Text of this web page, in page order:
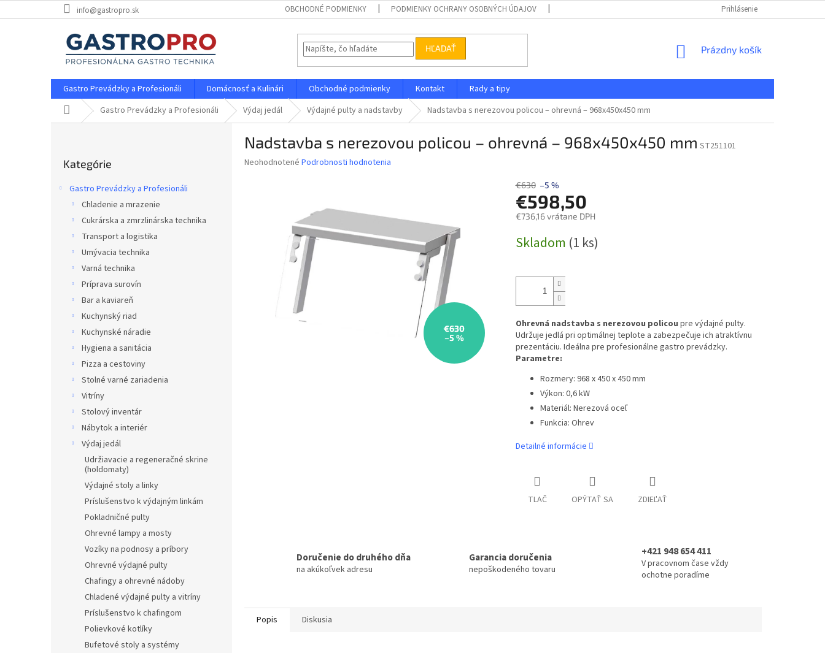
na
info@gastropro.sk OBCHODNÉ PODMIENKY PODMIENKY OCHRANY OSOBNÝCH ÚDAJOV DOPRAVA A PLATBA
Prihlásenie
HĽADAŤ
NÁKUPNÝ
Prázdny košík
Gastro Prevádzky a Profesionáli Domácnosť a Kulinári Obchodné podmienky Kontakt
Rady a tipy
Domov Gastro Prevádzky a Profesionáli Výdaj jedál Výdajné pulty a nadstavby Nadstavba s nerezovou policou – ohrevná – 968x450x450 mm
kategórie
Kategórie
Gastro Prevádzky a Profesionáli
Chladenie a mrazenie
Cukrárska a zmrzlinárska technika
Transport a logistika
Umývacia technika
Varná technika
Príprava surovín
Bar a kaviareň
Kuchynský riad
Kuchynské náradie
Hygiena a sanitácia
Pizza a cestoviny
Stolné varné zariadenia
Vitríny
Stolový inventár
Nábytok a interiér
Výdaj jedál
Udržiavacie a regeneračné skrine
(holdomaty)
Výdajné stoly a linky
Príslušenstvo k výdajným linkám
Pokladničné pulty
Ohrevné lampy a mosty
Vozíky na podnosy a príbory
Ohrevné výdajné pulty
Chafingy a ohrevné nádoby
Chladené výdajné pulty a vitríny
Príslušenstvo k chafingom
Polievkové kotlíky
Bufetové stoly a systémy
Nadstavba s nerezovou policou – ohrevná – 968x450x450 mm ST251101
Priemerné
Neohodnotené Podrobnosti hodnotenia
€630
–5 %
€630 –5 %
€598,50
€736,16 vrátane DPH
cena:
Skladom (1 ks)
Ohrevná nadstavba s nerezovou policou pre výdajné pulty.
Udržuje jedlá pri optimálnej teplote a zabezpečuje ich atraktívnu
prezentáciu. Ideálna pre profesionálne gastro prevádzky.
Parametre:
Rozmery: 968 x 450 x 450 mm
Výkon: 0,6 kW
Materiál: Nerezová oceľ
Funkcia: Ohrev
Detailné informácie
TLAČ OPÝTAŤ SA ZDIEĽAŤ
Doručenie do druhého dňa
na akúkoľvek adresu
Garancia doručenia
nepoškodeného tovaru
+421 948 654 411
V pracovnom čase vždy
ochotne poradíme
Popis Diskusia